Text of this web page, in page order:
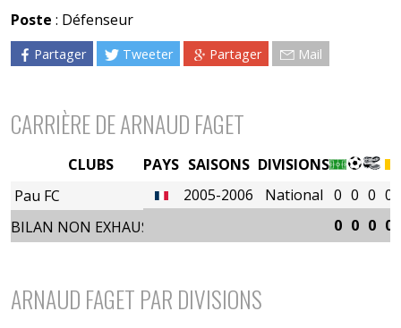
Poste : Défenseur
Partager Tweeter Partager Mail
CARRIÈRE DE ARNAUD FAGET
PAYS SAISONS DIVISIONS
2005-2006
National 0 0 0 0
0 0 0 0
CLUBS
Pau FC
BILAN NON EXHAUSTIF
ARNAUD FAGET PAR DIVISIONS